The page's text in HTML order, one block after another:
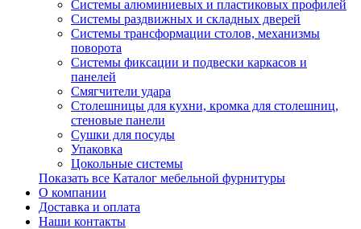
Системы алюминиевых и пластиковых профилей
Системы раздвижных и складных дверей
Системы трансформации столов, механизмы
поворота
Системы фиксации и подвески каркасов и
панелей
Смягчители удара
Столешницы для кухни, кромка для столешниц,
стеновые панели
Сушки для посуды
Упаковка
Цокольные системы
Показать все Каталог мебельной фурнитуры
О компании
Доставка и оплата
Наши контакты